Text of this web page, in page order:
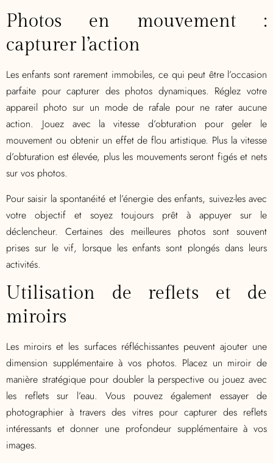
Photos en mouvement :
capturer l’action
Les enfants sont rarement immobiles, ce qui peut être l’occasion
parfaite pour capturer des photos dynamiques. Réglez votre
appareil photo sur un mode de rafale pour ne rater aucune
action. Jouez avec la vitesse d’obturation pour geler le
mouvement ou obtenir un effet de flou artistique. Plus la vitesse
d’obturation est élevée, plus les mouvements seront figés et nets
sur vos photos.
Pour saisir la spontanéité et l’énergie des enfants, suivez-les avec
votre objectif et soyez toujours prêt à appuyer sur le
déclencheur. Certaines des meilleures photos sont souvent
prises sur le vif, lorsque les enfants sont plongés dans leurs
activités.
Utilisation de reflets et de
miroirs
Les miroirs et les surfaces réfléchissantes peuvent ajouter une
dimension supplémentaire à vos photos. Placez un miroir de
manière stratégique pour doubler la perspective ou jouez avec
les reflets sur l’eau. Vous pouvez également essayer de
photographier à travers des vitres pour capturer des reflets
intéressants et donner une profondeur supplémentaire à vos
images.